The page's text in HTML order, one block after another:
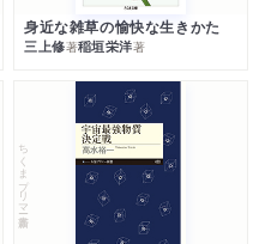
身近な雑草の愉快な生きかた
三上修著稲垣栄洋著
ちくまプリマー新書